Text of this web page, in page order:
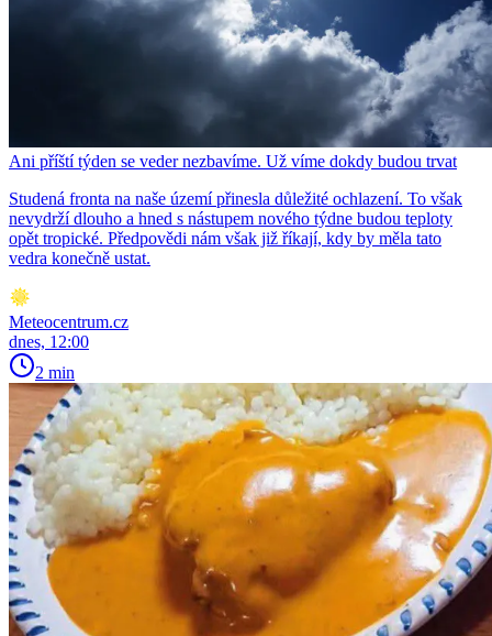
Ani příští týden se veder nezbavíme. Už víme dokdy budou trvat
Studená fronta na naše území přinesla důležité ochlazení. To však
nevydrží dlouho a hned s nástupem nového týdne budou teploty
opět tropické. Předpovědi nám však již říkají, kdy by měla tato
vedra konečně ustat.
Meteocentrum.cz
dnes, 12:00
2 min